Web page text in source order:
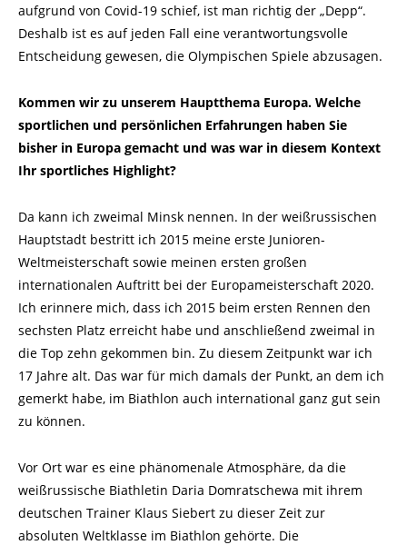
aufgrund von Covid-19 schief, ist man richtig der „Depp“.
Deshalb ist es auf jeden Fall eine verantwortungsvolle
Entscheidung gewesen, die Olympischen Spiele abzusagen.
Kommen wir zu unserem Hauptthema Europa. Welche
sportlichen und persönlichen Erfahrungen haben Sie
bisher in Europa gemacht und was war in diesem Kontext
Ihr sportliches Highlight?
Da kann ich zweimal Minsk nennen. In der weißrussischen
Hauptstadt bestritt ich 2015 meine erste Junioren-
Weltmeisterschaft sowie meinen ersten großen
internationalen Auftritt bei der Europameisterschaft 2020.
Ich erinnere mich, dass ich 2015 beim ersten Rennen den
sechsten Platz erreicht habe und anschließend zweimal in
die Top zehn gekommen bin. Zu diesem Zeitpunkt war ich
17 Jahre alt. Das war für mich damals der Punkt, an dem ich
gemerkt habe, im Biathlon auch international ganz gut sein
zu können.
Vor Ort war es eine phänomenale Atmosphäre, da die
weißrussische Biathletin Daria Domratschewa mit ihrem
deutschen Trainer Klaus Siebert zu dieser Zeit zur
absoluten Weltklasse im Biathlon gehörte. Die